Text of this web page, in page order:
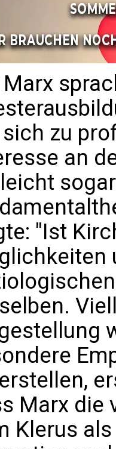
Marx
zu
an
"Ist
Marx die
Klerus